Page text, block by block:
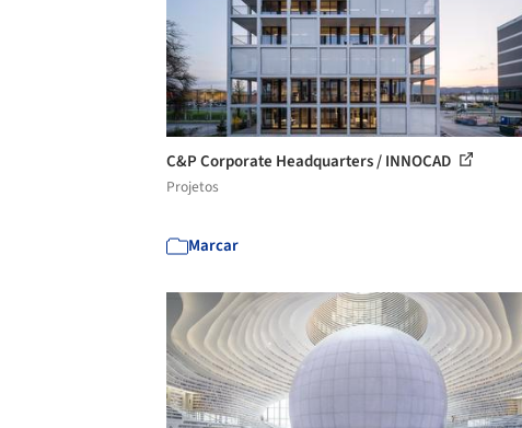
C&P Corporate Headquarters / INNOCAD
Projetos
Marcar